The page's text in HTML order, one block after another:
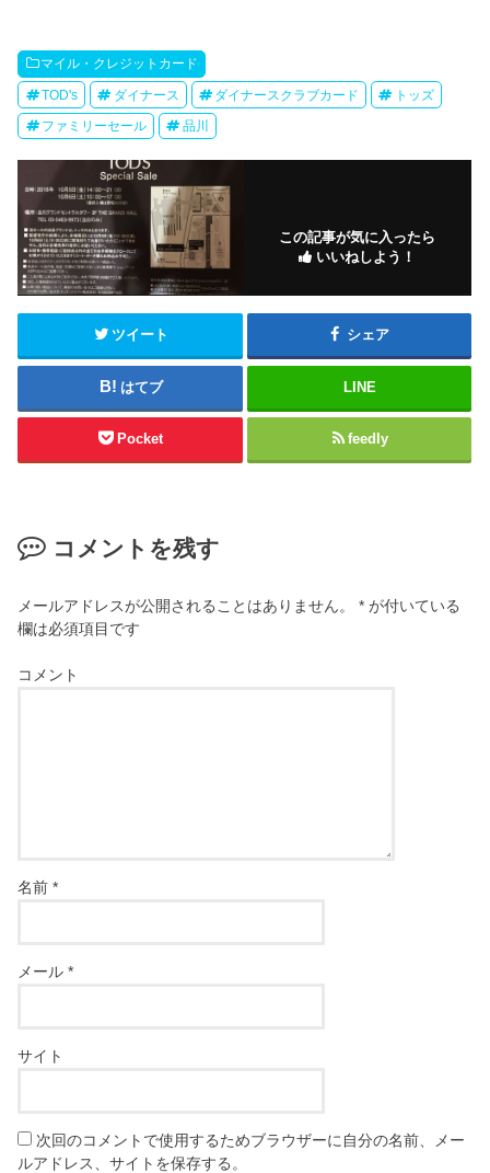
マイル・クレジットカード
TOD's ダイナース ダイナースクラブカード トッズ
ファミリーセール 品川
この記事が気に入ったら
いいねしよう！
ツイート シェア
はてブ LINE
Pocket feedly
コメントを残す
メールアドレスが公開されることはありません。 * が付いている
欄は必須項目です
コメント
名前*
メール*
サイト
次回のコメントで使用するためブラウザーに自分の名前、メー
ルアドレス、サイトを保存する。